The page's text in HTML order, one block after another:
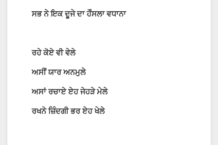
ਸਭ ਨੇ ਇਕ ਦੂਜੇ ਦਾ ਹੋੰਸਲਾ ਵਧਾਨਾ
ਰਹੇ ਕੋਏ ਵੀ ਵੇਲੇ
ਅਸੀਂ ਯਾਰ ਅਨਮੁਲੇ
ਅਸਾਂ ਰਚਾਏ ਏਹ ਜੇਹੜੇ ਮੇਲੇ
ਰਖਨੇ ਜ਼ਿੰਦਗੀ ਭਰ ਏਹ ਖੇਲੇ